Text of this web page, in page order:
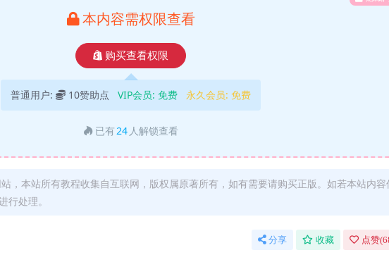
本内容需权限查看
购买查看权限
普通用户: 10赞助点 VIP会员: 免费 永久会员: 免费
已有24 人解锁查看
，本站所有教程收集自互联网，版权属原著所有，如有需要请购买正版。如若本站内容
行处理。
分享 收藏 点赞(